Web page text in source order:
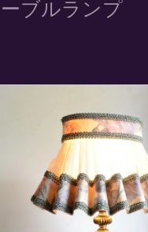
ブルランプ